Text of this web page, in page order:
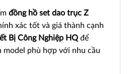
đồng hồ set dao trục Z
xác tốt và giá thành cạnh
Bị Công Nghiệp HQ để
phù hợp với nhu cầu